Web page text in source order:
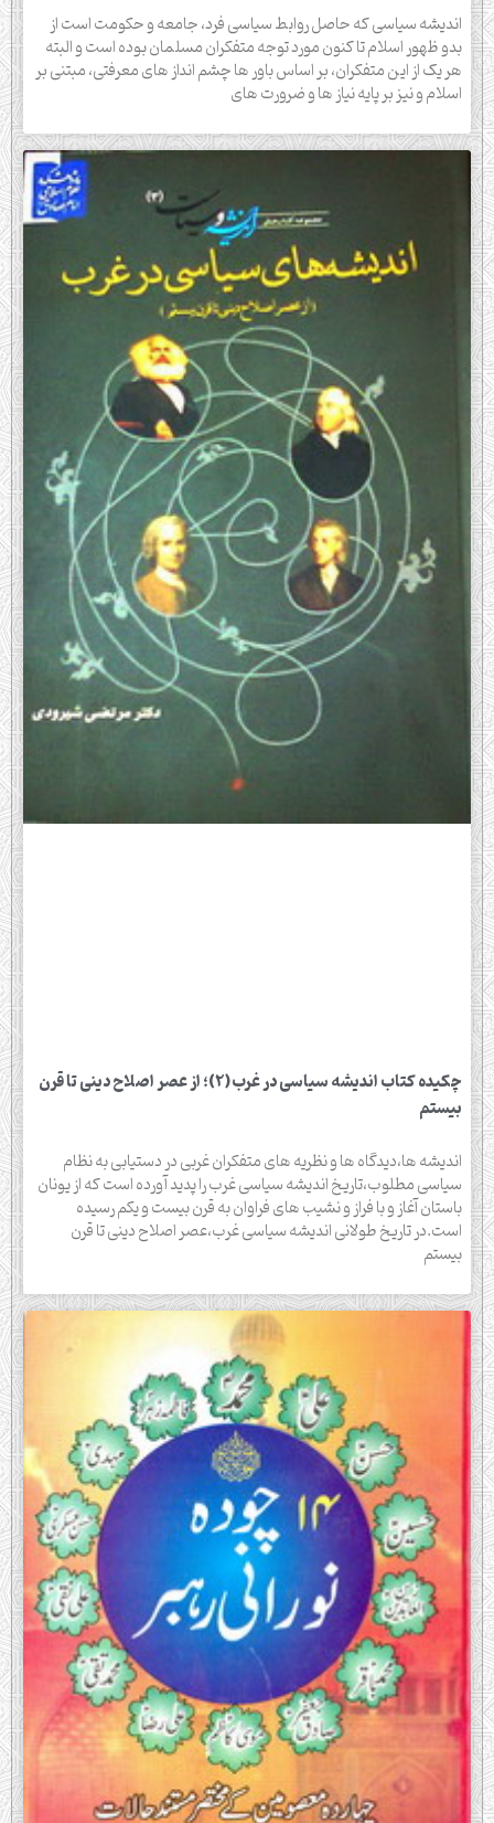
اندیشه سیاسی که حاصل روابط سیاسی فرد، جامعه و حکومت است از
بدو ظهور اسلام تا کنون مورد توجه متفکران مسلمان بوده است و البته
هر یک از این متفکران، بر اساس باور ها چشم انداز های معرفتی، مبتنی بر
اسلام و نیز بر پایه نیاز ها و ضرورت های
چکیده کتاب اندیشه سیاسی در غرب(2)؛ از عصر اصلاح دینی تا قرن
بیستم
اندیشه ها،دیدگاه ها و نظریه های متفکران غربی در دستیابی به نظام
سیاسی مطلوب،تاریخ اندیشه سیاسی غرب را پدید آورده است که از یونان
باستان آغاز و با فراز و نشیب های فراوان به قرن بیست و یکم رسیده
است.در تاریخ طولانی اندیشه سیاسی غرب،عصر اصلاح دینی تا قرن
بیستم